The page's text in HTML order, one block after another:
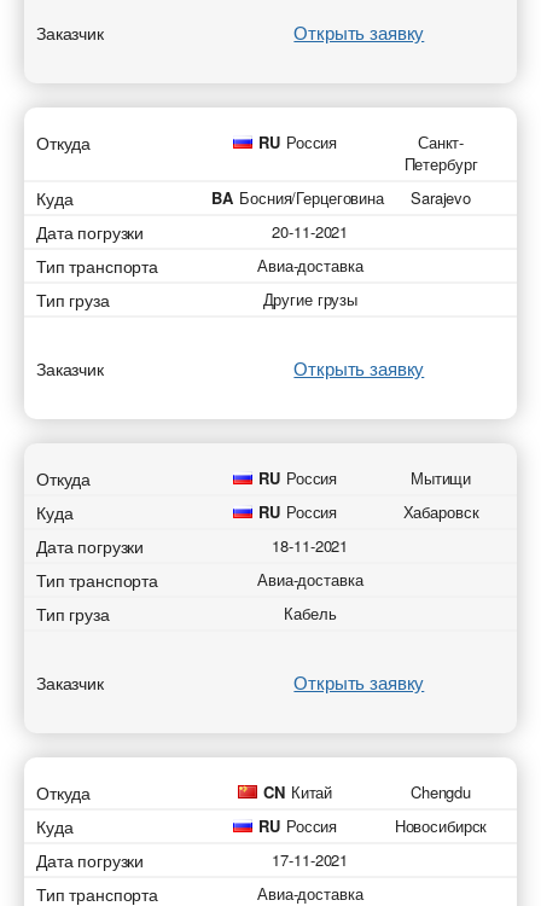
Добавить груз для авиа перевозок
Город загрузки
Аэропорт доставки
Добавить транспорт для авиа перевозок
Город загрузки
Свободен с
Заказчик Открыть заявку
Откуда RU Россия
Санкт-
Петербург
Куда BA Босния/Герцеговина Sarajevo
Дата погрузки 20-11-2021
Тип транспорта Авиа-доставка
Тип груза Другие грузы
Заказчик Открыть заявку
Откуда RU Россия Мытищи
Куда RU Россия Хабаровск
Дата погрузки 18-11-2021
Тип транспорта Авиа-доставка
Тип груза Кабель
Заказчик Открыть заявку
Откуда CN Китай Chengdu
Куда RU Россия Новосибирск
Дата погрузки 17-11-2021
Тип транспорта Авиа-доставка
Узнать стоимость перевозки
Город загрузки
Страна выгрузки
Наименование груза
Дата погрузки
Разместить транспорт для поиска груза
Город загрузки
Страна выгрузки
Тип транспорта
Свободен с